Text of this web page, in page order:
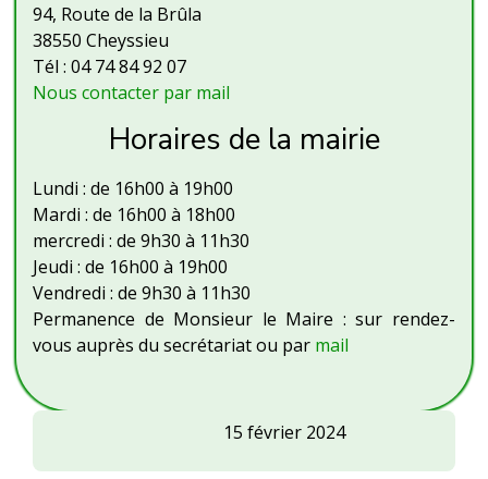
94, Route de la Brûla
38550 Cheyssieu
Tél : 04 74 84 92 07
Nous contacter par mail
Horaires de la mairie
Lundi : de 16h00 à 19h00
Mardi : de 16h00 à 18h00
mercredi : de 9h30 à 11h30
Jeudi : de 16h00 à 19h00
Vendredi : de 9h30 à 11h30
Permanence de Monsieur le Maire : sur rendez-
vous auprès du secrétariat ou par mail
Conseil
15 février 2024